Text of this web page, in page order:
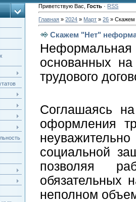
Приветствую Вас ,Гость · RSS
Главная »2024 » Март » 26 » Скажем
Скажем "Нет"
основанных на
трудового
Соглашаясь
оформления
социальной
позволяя
обязательных
неполном